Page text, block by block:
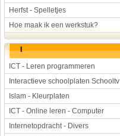
Herfst - Spelletjes
Hoe maak ik een werkstuk?
I
ICT - Leren programmeren
Interactieve schoolplaten Schooltv
Islam - Kleurplaten
ICT - Online leren - Computer
Internetopdracht - Divers